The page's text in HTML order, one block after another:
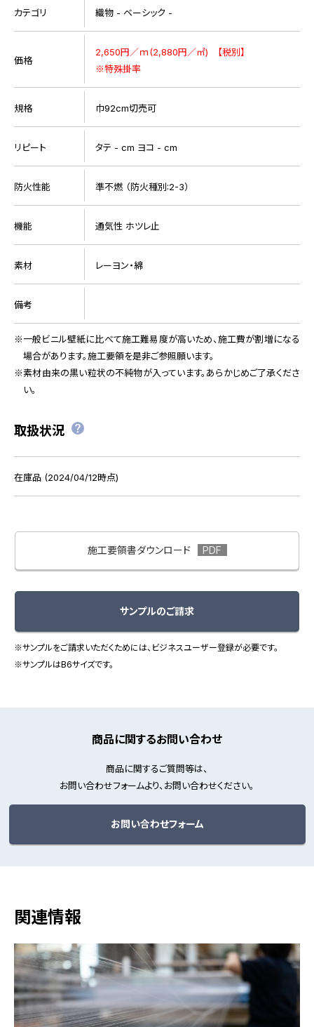
カテゴリ 織物 - ベーシック -
価格
2,650円／ｍ(2,880円／㎡) 【税別】
※特殊掛率
規格 巾92cm切売可
リピート タテ - cm ヨコ - cm
防火性能 準不燃 （防火種別:2-3）
機能 通気性 ホツレ止
素材 レーヨン・綿
備考
一般ビニル壁紙に比べて施工難易度が高いため、施工費が割増になる
場合があります。施工要領を是非ご参照願います。
素材由来の黒い粒状の不純物が入っています。あらかじめご了承くださ
い。
取扱状況
在庫品 (2024/04/12時点)
施工要領書ダウンロード
サンプルのご請求
※サンプルをご請求いただくためには、ビジネスユーザー登録が必要です。
※サンプルはB6サイズです。
商品に関するお問い合わせ
商品に関するご質問等は、
お問い合わせフォームより、お問い合わせください。
お問い合わせフォーム
関連情報